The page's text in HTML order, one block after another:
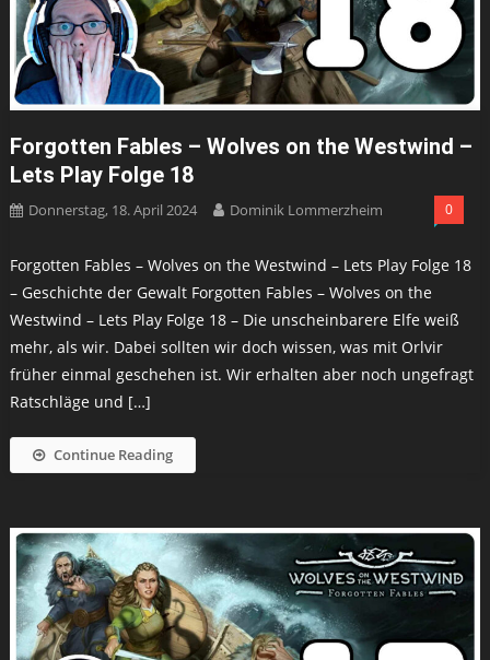
Forgotten Fables – Wolves on the Westwind –
Lets Play Folge 18
Donnerstag, 18. April 2024 Dominik Lommerzheim 0
Forgotten Fables – Wolves on the Westwind – Lets Play Folge 18
– Geschichte der Gewalt Forgotten Fables – Wolves on the
Westwind – Lets Play Folge 18 – Die unscheinbarere Elfe weiß
mehr, als wir. Dabei sollten wir doch wissen, was mit Orlvir
früher einmal geschehen ist. Wir erhalten aber noch ungefragt
Ratschläge und […]
Continue Reading